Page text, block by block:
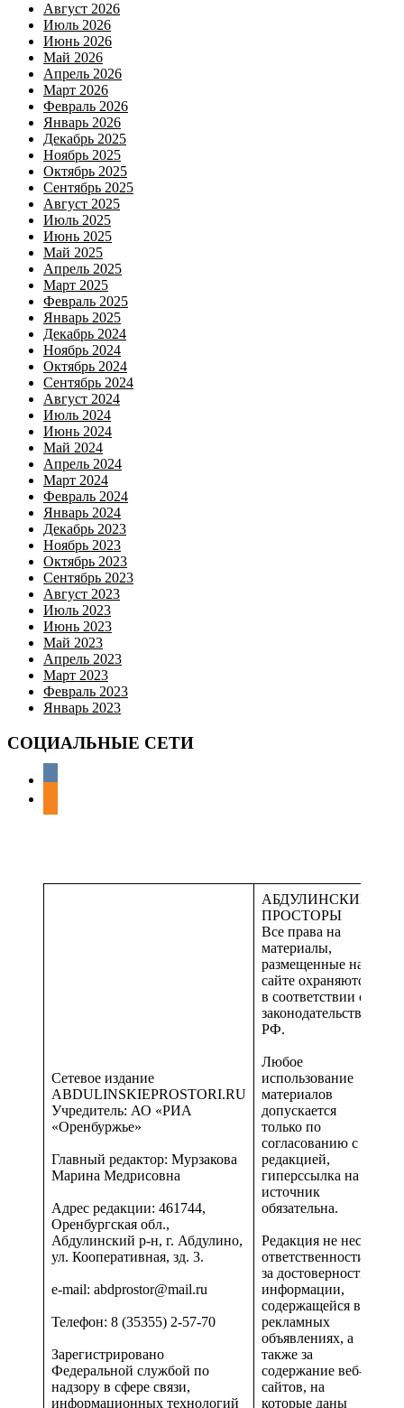
Август 2026
Июль 2026
Июнь 2026
Май 2026
Апрель 2026
Март 2026
Февраль 2026
Январь 2026
Декабрь 2025
Ноябрь 2025
Октябрь 2025
Сентябрь 2025
Август 2025
Июль 2025
Июнь 2025
Май 2025
Апрель 2025
Март 2025
Февраль 2025
Январь 2025
Декабрь 2024
Ноябрь 2024
Октябрь 2024
Сентябрь 2024
Август 2024
Июль 2024
Июнь 2024
Май 2024
Апрель 2024
Март 2024
Февраль 2024
Январь 2024
Декабрь 2023
Ноябрь 2023
Октябрь 2023
Сентябрь 2023
Август 2023
Июль 2023
Июнь 2023
Май 2023
Апрель 2023
Март 2023
Февраль 2023
Январь 2023
СОЦИАЛЬНЫЕ СЕТИ
Сетевое издание
ABDULINSKIEPROSTORI.RU
Учредитель: АО «РИА
«Оренбуржье»
Главный редактор: Мурзакова
Марина Медрисовна
Адрес редакции: 461744,
Оренбургская обл.,
Абдулинский р-н, г. Абдулино,
ул. Кооперативная, зд. 3.
e-mail: abdprostor@mail.ru
Телефон: 8 (35355) 2-57-70
Зарегистрировано
Федеральной службой по
надзору в сфере связи,
информационных технологий
АБДУЛИНСКИЕ
ПРОСТОРЫ
Все права на
материалы,
размещенные на
сайте охраняются
в соответствии с
законодательством
РФ.
Любое
использование
материалов
допускается
только по
согласованию с
редакцией,
гиперссылка на
источник
обязательна.
Редакция не несет
ответственности
за достоверность
информации,
содержащейся в
рекламных
объявлениях, а
также за
содержание веб-
сайтов, на
которые даны